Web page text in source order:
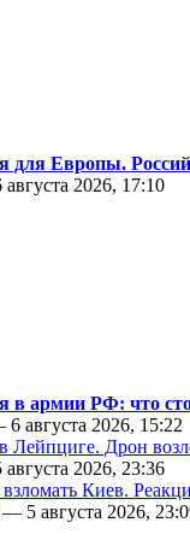
для Европы.
2026, 17:10
в армии РФ: что
августа 2026, 15:22
Лейпциге. Дрон
2026, 23:36
Киев.
— 5 августа 2026,